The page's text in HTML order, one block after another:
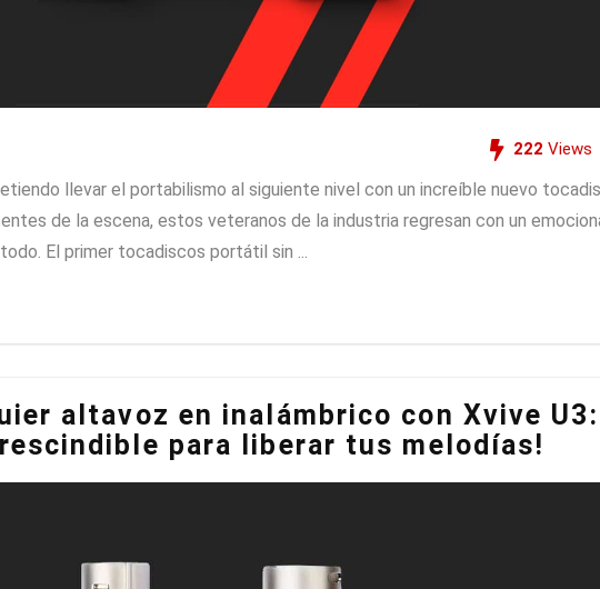
222 Views
llevar el portabilismo al siguiente nivel con un increíble nuevo
de la escena, estos veteranos de la industria regresan con un
El primer tocadiscos portátil sin ...
altavoz en inalámbrico con Xvive U3:
para liberar tus melodías!